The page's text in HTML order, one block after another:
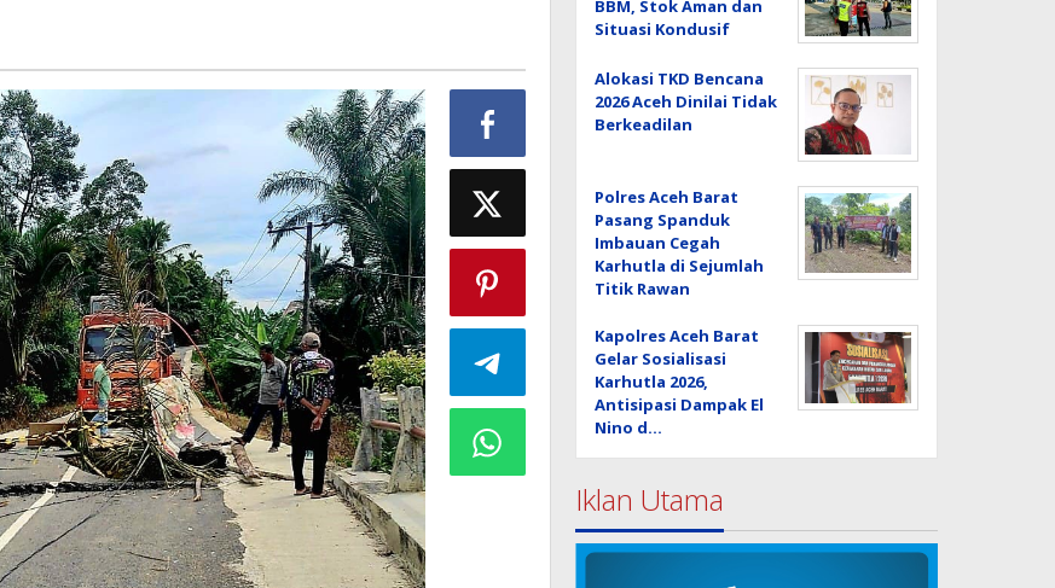
BBM, Stok Aman dan
Situasi Kondusif
Alokasi TKD Bencana
2026 Aceh Dinilai Tidak
Berkeadilan
Polres Aceh Barat
Pasang Spanduk
Imbauan Cegah
Karhutla di Sejumlah
Titik Rawan
Kapolres Aceh Barat
Gelar Sosialisasi
Karhutla 2026,
Antisipasi Dampak El
Nino d…
Iklan Utama